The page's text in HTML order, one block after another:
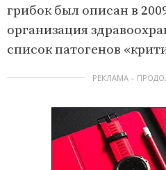
грибок был описан в
организация
список патогенов
РЕКЛАМА –